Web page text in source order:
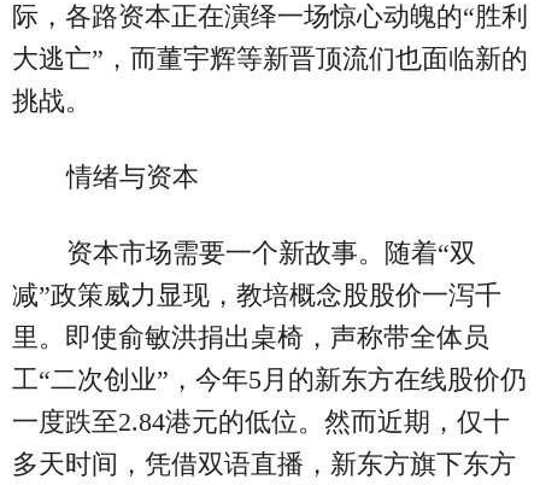
际，各路资本正在演绎一场惊心动魄的“胜利
大逃亡”，而董宇辉等新晋顶流们也面临新的
挑战。
情绪与资本
资本市场需要一个新故事。随着“双
减”政策威力显现，教培概念股股价一泻千
里。即使俞敏洪捐出桌椅，声称带全体员
工“二次创业”，今年5月的新东方在线股价仍
一度跌至2.84港元的低位。然而近期，仅十
多天时间，凭借双语直播，新东方旗下东方